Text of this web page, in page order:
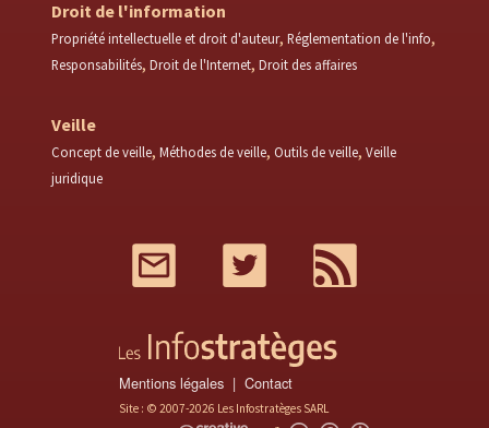
Droit de l'information
Propriété intellectuelle et droit d'auteur Réglementation de l'info
Responsabilités Droit de l'Internet Droit des affaires
Veille
Concept de veille Méthodes de veille Outils de veille Veille
juridique
Twitter
Mentions légales Contact
Site : © 2007-2026 Les Infostratèges SARL